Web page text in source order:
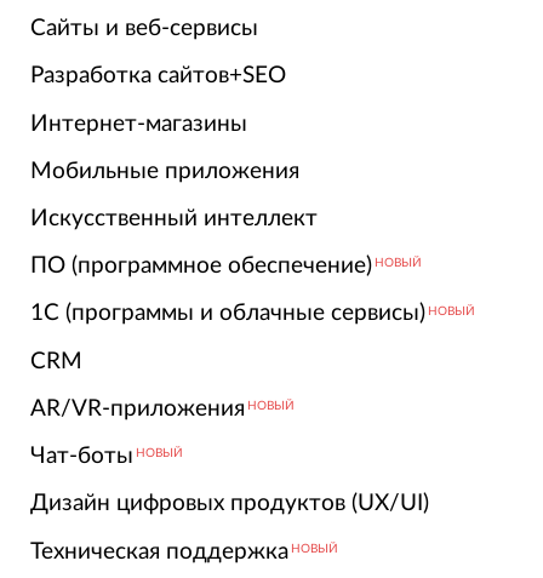
Сайты и веб-сервисы
Разработка сайтов+SEO
Интернет-магазины
Мобильные приложения
Искусственный интеллект
ПО (программное обеспечение) НОВЫЙ
1С (программы и облачные сервисы) НОВЫЙ
CRM
AR/VR-приложения НОВЫЙ
Чат-боты НОВЫЙ
Дизайн цифровых продуктов (UX/UI)
Техническая поддержка НОВЫЙ